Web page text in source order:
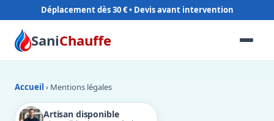
Déplacement dès 30 €
SaniChauffe
Accueil › Mentions légales
Artisan disponible